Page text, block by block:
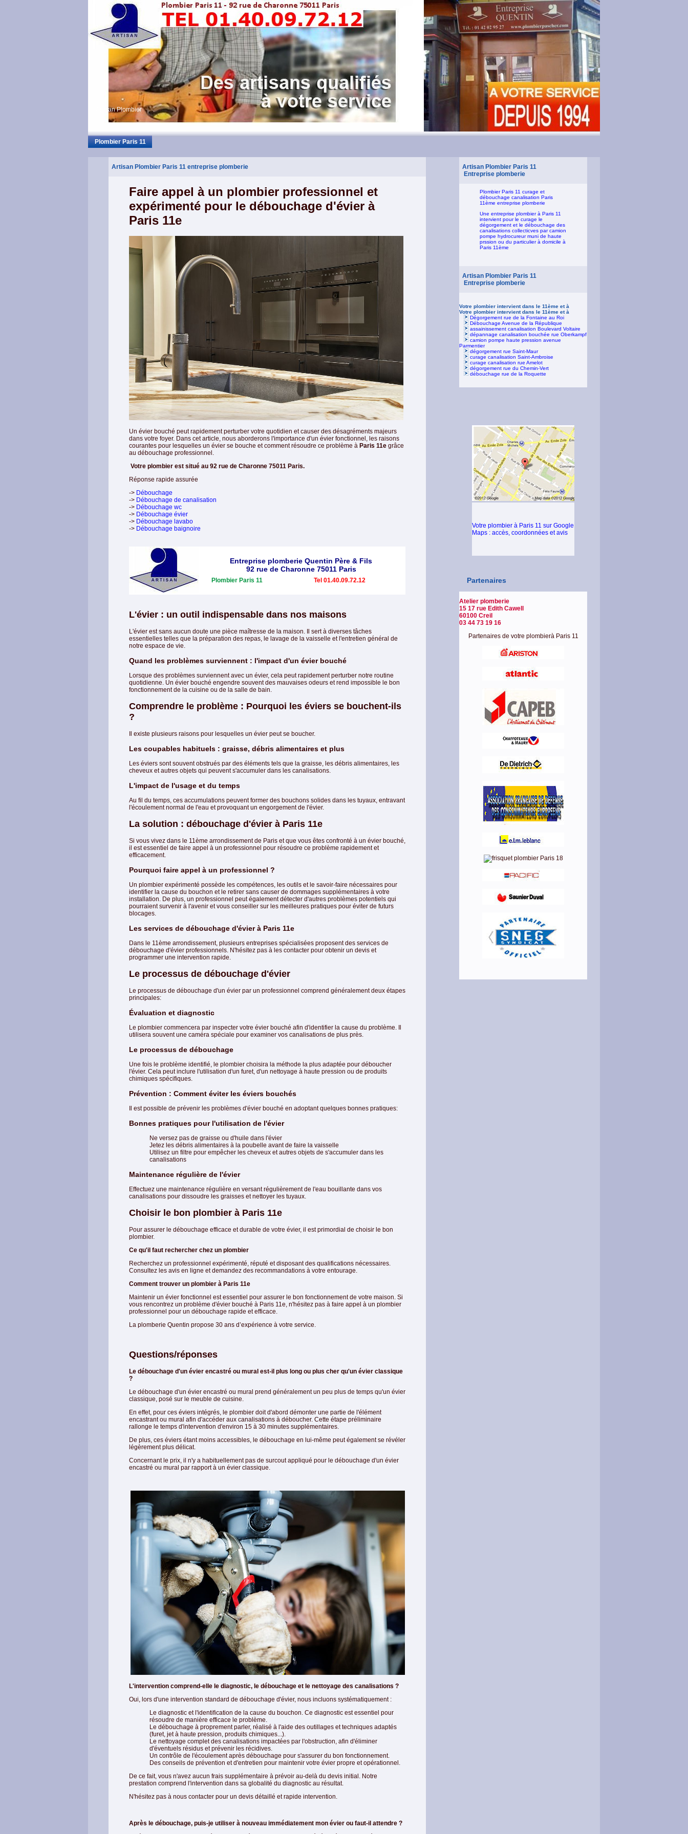
Artisan Plombier
Artisan Plombier Paris 11 entreprise plomberie
Faire appel à un plombier professionnel et
expérimenté pour le débouchage d'évier à
Paris 11e
Un évier bouché peut rapidement perturber votre quotidien et causer des désagréments majeurs
dans votre foyer. Dans cet article, nous aborderons l'importance d'un évier fonctionnel, les raisons
courantes pour lesquelles un évier se bouche et comment résoudre ce problème à Paris 11e grâce
au débouchage professionnel.
Votre plombier est situé au 92 rue de Charonne 75011 Paris.
Réponse rapide assurée
-> Débouchage
-> Débouchage de canalisation
-> Débouchage wc
-> Débouchage évier
-> Débouchage lavabo
-> Débouchage baignoire
Entreprise plomberie Quentin Père & Fils
92 rue de Charonne 75011 Paris
Plombier Paris 11 Tel 01.40.09.72.12
L'évier : un outil indispensable dans nos maisons
L'évier est sans aucun doute une pièce maîtresse de la maison. Il sert à diverses tâches
essentielles telles que la préparation des repas, le lavage de la vaisselle et l'entretien général de
notre espace de vie.
Quand les problèmes surviennent : l'impact d'un évier bouché
Lorsque des problèmes surviennent avec un évier, cela peut rapidement perturber notre routine
quotidienne. Un évier bouché engendre souvent des mauvaises odeurs et rend impossible le bon
fonctionnement de la cuisine ou de la salle de bain.
Comprendre le problème : Pourquoi les éviers se bouchent-ils
?
Il existe plusieurs raisons pour lesquelles un évier peut se boucher.
Les coupables habituels : graisse, débris alimentaires et plus
Les éviers sont souvent obstrués par des éléments tels que la graisse, les débris alimentaires, les
cheveux et autres objets qui peuvent s'accumuler dans les canalisations.
L'impact de l'usage et du temps
Au fil du temps, ces accumulations peuvent former des bouchons solides dans les tuyaux, entravant
l'écoulement normal de l'eau et provoquant un engorgement de l'évier.
La solution : débouchage d'évier à Paris 11e
Si vous vivez dans le 11ème arrondissement de Paris et que vous êtes confronté à un évier bouché,
il est essentiel de faire appel à un professionnel pour résoudre ce problème rapidement et
efficacement.
Pourquoi faire appel à un professionnel ?
Un plombier expérimenté possède les compétences, les outils et le savoir-faire nécessaires pour
identifier la cause du bouchon et le retirer sans causer de dommages supplémentaires à votre
installation. De plus, un professionnel peut également détecter d'autres problèmes potentiels qui
pourraient survenir à l'avenir et vous conseiller sur les meilleures pratiques pour éviter de futurs
blocages.
Les services de débouchage d'évier à Paris 11e
Dans le 11ème arrondissement, plusieurs entreprises spécialisées proposent des services de
débouchage d'évier professionnels. N'hésitez pas à les contacter pour obtenir un devis et
programmer une intervention rapide.
Le processus de débouchage d'évier
Le processus de débouchage d'un évier par un professionnel comprend généralement deux étapes
principales:
Évaluation et diagnostic
Le plombier commencera par inspecter votre évier bouché afin d'identifier la cause du problème. Il
utilisera souvent une caméra spéciale pour examiner vos canalisations de plus près.
Le processus de débouchage
Une fois le problème identifié, le plombier choisira la méthode la plus adaptée pour déboucher
l'évier. Cela peut inclure l'utilisation d'un furet, d'un nettoyage à haute pression ou de produits
chimiques spécifiques.
Prévention : Comment éviter les éviers bouchés
Il est possible de prévenir les problèmes d'évier bouché en adoptant quelques bonnes pratiques:
Bonnes pratiques pour l'utilisation de l'évier
Ne versez pas de graisse ou d'huile dans l'évier
Jetez les débris alimentaires à la poubelle avant de faire la vaisselle
Utilisez un filtre pour empêcher les cheveux et autres objets de s'accumuler dans les
canalisations
Maintenance régulière de l'évier
Effectuez une maintenance régulière en versant régulièrement de l'eau bouillante dans vos
canalisations pour dissoudre les graisses et nettoyer les tuyaux.
Choisir le bon plombier à Paris 11e
Pour assurer le débouchage efficace et durable de votre évier, il est primordial de choisir le bon
plombier.
Ce qu'il faut rechercher chez un plombier
Recherchez un professionnel expérimenté, réputé et disposant des qualifications nécessaires.
Consultez les avis en ligne et demandez des recommandations à votre entourage.
Comment trouver un plombier à Paris 11e
Maintenir un évier fonctionnel est essentiel pour assurer le bon fonctionnement de votre maison. Si
vous rencontrez un problème d'évier bouché à Paris 11e, n'hésitez pas à faire appel à un plombier
professionnel pour un débouchage rapide et efficace.
La plomberie Quentin propose 30 ans d’expérience à votre service.
Questions/réponses
Le débouchage d'un évier encastré ou mural est-il plus long ou plus cher qu'un évier classique
?
Le débouchage d'un évier encastré ou mural prend généralement un peu plus de temps qu'un évier
classique, posé sur le meuble de cuisine.
En effet, pour ces éviers intégrés, le plombier doit d'abord démonter une partie de l'élément
encastrant ou mural afin d'accéder aux canalisations à déboucher. Cette étape préliminaire
rallonge le temps d'intervention d'environ 15 à 30 minutes supplémentaires.
De plus, ces éviers étant moins accessibles, le débouchage en lui-même peut également se révéler
légèrement plus délicat.
Concernant le prix, il n'y a habituellement pas de surcout appliqué pour le débouchage d'un évier
encastré ou mural par rapport à un évier classique.
L'intervention comprend-elle le diagnostic, le débouchage et le nettoyage des canalisations ?
Oui, lors d'une intervention standard de débouchage d'évier, nous incluons systématiquement :
Le diagnostic et l'identification de la cause du bouchon. Ce diagnostic est essentiel pour
résoudre de manière efficace le problème.
Le débouchage à proprement parler, réalisé à l'aide des outillages et techniques adaptés
(furet, jet à haute pression, produits chimiques...).
Le nettoyage complet des canalisations impactées par l'obstruction, afin d'éliminer
d'éventuels résidus et prévenir les récidives.
Un contrôle de l'écoulement après débouchage pour s'assurer du bon fonctionnement.
Des conseils de prévention et d'entretien pour maintenir votre évier propre et opérationnel.
De ce fait, vous n'avez aucun frais supplémentaire à prévoir au-delà du devis initial. Notre
prestation comprend l'intervention dans sa globalité du diagnostic au résultat.
N'hésitez pas à nous contacter pour un devis détaillé et rapide intervention.
Après le débouchage, puis-je utiliser à nouveau immédiatement mon évier ou faut-il attendre ?
Artisan Plombier Paris 11
Entreprise plomberie
Plombier Paris 11 curage et
débouchage canalisation Paris
11ème entreprise plomberie
Une entreprise plombier à Paris 11
intervient pour le curage le
dégorgement et le débouchage des
canalisations collecticves par camion
pompe hydrocureur muni de haute
prssion ou du particulier à domicile à
Paris 11ème
Artisan Plombier Paris 11
Entreprise plomberie
Votre plombier intervient dans le 11ème et à
Votre plombier intervient dans le 11ème et à
Dégorgement rue de la Fontaine au Roi
Débouchage Avenue de la République
assainissement canalisation Boulevard Voltaire
dépannage canalisation bouchée rue Oberkampf
camion pompe haute pression avenue
Parmentier
dégorgement rue Saint-Maur
curage canalisation Saint-Ambroise
curage canalisation rue Amelot
dégorgement rue du Chemin-Vert
débouchage rue de la Roquette
Votre plombier à Paris 11 sur Google
Maps : accès, coordonnées et avis
Partenaires
Atelier plomberie
15 17 rue Edith Cawell
60100 Creil
03 44 73 19 16
Partenaires de votre plombierà Paris 11
Plombier Paris 11